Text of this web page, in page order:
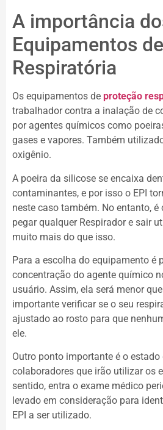
A importância
Equipamentos
Respiratória
Os equipamentos de proteção
trabalhador contra a inalação de
por agentes químicos como
gases e vapores. Também
oxigênio.
A poeira da silicose se encaixa
contaminantes, e por isso o EPI
neste caso também. No entanto, é
pegar qualquer Respirador e sair
muito mais do que isso.
Para a escolha do equipamento é
concentração do agente químico
usuário. Assim, ela será menor
importante verificar se o seu
ajustado ao rosto para que
ele.
Outro ponto importante é o estado
colaboradores que irão utilizar os
sentido, entra o exame médico
levado em consideração para
EPI a ser utilizado.